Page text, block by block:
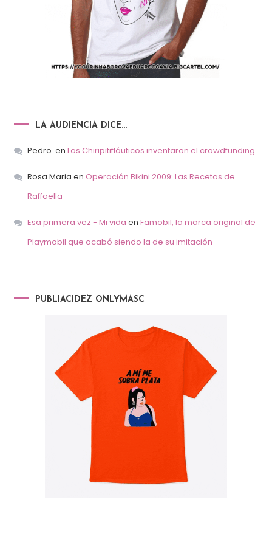
LA AUDIENCIA DICE…
Pedro. en Los Chiripitifláuticos inventaron el crowdfunding
Rosa Maria en Operación Bikini 2009: Las Recetas de
Raffaella
Esa primera vez - Mi vida en Famobil, la marca original de
Playmobil que acabó siendo la de su imitación
PUBLIACIDEZ ONLYMASC